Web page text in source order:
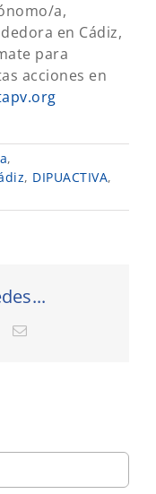
a,
en Cádiz,
para
acciones en
,
, DIPUACTIVA,
WhatsApp
Correo